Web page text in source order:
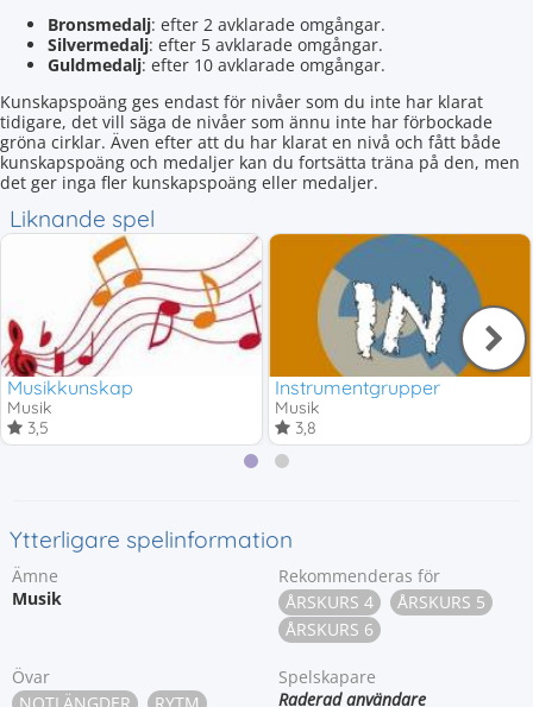
Bronsmedalj: efter 2 avklarade omgångar.
Silvermedalj: efter 5 avklarade omgångar.
Guldmedalj: efter 10 avklarade omgångar.
Kunskapspoäng ges endast för nivåer som du inte har klarat
tidigare, det vill säga de nivåer som ännu inte har förbockade
gröna cirklar. Även efter att du har klarat en nivå och fått både
kunskapspoäng och medaljer kan du fortsätta träna på den, men
det ger inga fler kunskapspoäng eller medaljer.
Liknande spel
Musikkunskap
Musik
3,5
Instrumentgrupper
Musik
3,8
Ytterligare spelinformation
Ämne
Musik
Rekommenderas för
ÅRSKURS 4
ÅRSKURS 5
ÅRSKURS 6
Övar
Spelskapare
Raderad användare